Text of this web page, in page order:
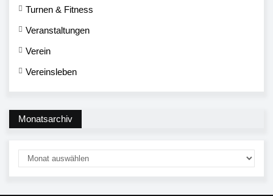
Turnen & Fitness
Veranstaltungen
Verein
Vereinsleben
Monatsarchiv